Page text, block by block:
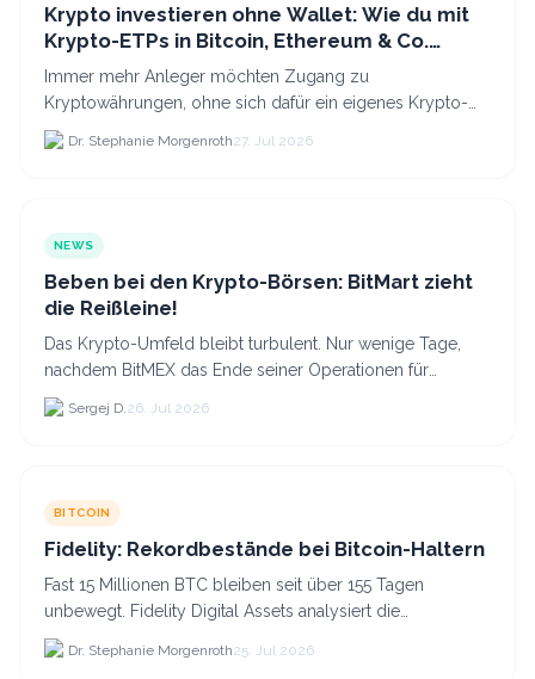
Krypto investieren ohne Wallet: Wie du mit
Krypto-ETPs in Bitcoin, Ethereum & Co.
anlegst
Immer mehr Anleger möchten Zugang zu
Kryptowährungen, ohne sich dafür ein eigenes Krypto-
Wallet einrichten zu müssen. Dazu kommt, dass viele
nicht nur Bitcoin h...
Dr. Stephanie Morgenroth27. Jul 2026
NEWS
Beben bei den Krypto-Börsen: BitMart zieht
die Reißleine!
Das Krypto-Umfeld bleibt turbulent. Nur wenige Tage,
nachdem BitMEX das Ende seiner Operationen für
September 2026 bekannt gegeben hat, zieht nun die
nächste gr...
Sergej D.26. Jul 2026
BITCOIN
Fidelity: Rekordbestände bei Bitcoin-Haltern
Fast 15 Millionen BTC bleiben seit über 155 Tagen
unbewegt. Fidelity Digital Assets analysiert die
Anlegerüberzeugung trotz Kursverlusten und einem
BTC-Preis.
Dr. Stephanie Morgenroth25. Jul 2026